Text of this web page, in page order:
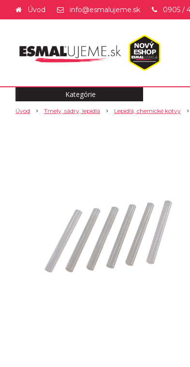
Úvod info@esmalujeme.sk 0905 /
Úvod Tmely, sádry, lepidlá Lepidlá, chemické kotvy
Kategórie